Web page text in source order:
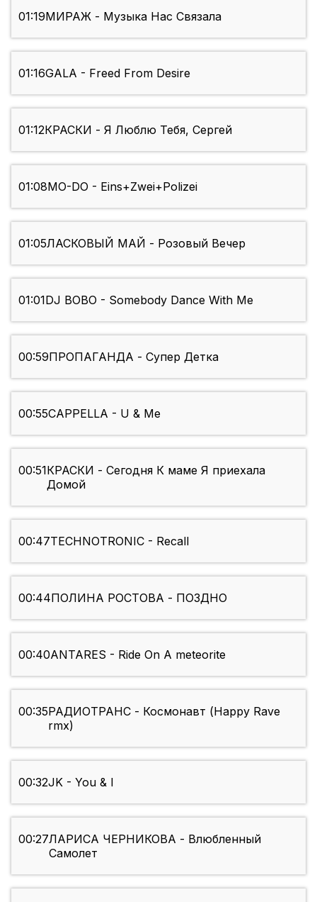
01:19МИРАЖ - Музыка Нас Связала
01:16GALA - Freed From Desire
01:12КРАСКИ - Я Люблю Тебя, Сергей
01:08MO-DO - Eins+Zwei+Polizei
01:05ЛАСКОВЫЙ МАЙ - Розовый Вечер
01:01DJ BOBO - Somebody Dance With Me
00:59ПРОПАГАНДА - Супер Детка
00:55CAPPELLA - U & Me
00:51КРАСКИ - Сегодня К маме Я приехала
Домой
00:47TECHNOTRONIC - Recall
00:44ПОЛИНА РОСТОВА - ПОЗДНО
00:40ANTARES - Ride On A meteorite
00:35РАДИОТРАНС - Космонавт (Happy Rave
rmx)
00:32JK - You & I
00:27ЛАРИСА ЧЕРНИКОВА - Влюбленный
Самолет